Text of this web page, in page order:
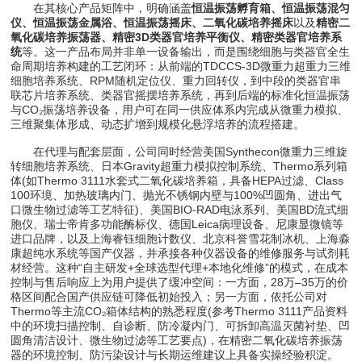
在其核心产品矩阵中，明确涵盖恒温振荡孵育箱、恒温振荡混匀
仪、恒温振荡金属浴、恒温振荡摇床、二氧化碳培养摇床以及精密二
氧化碳培养振荡器、精密3D类器官培养平衡仪、精密类器官培养系
统等。这一产品布局并非单一设备输出，而是围绕细胞与类器官全生
命周期培养构建的工艺闭环：从前端的TDCCS-3D微重力超重力三维
细胞培养系统、RPM随机定位仪、重力回转仪，到中段的类器官串
联芯片培养系统、类器官摇摆培养系统，再到后端的标准化恒温振荡
与CO₂振荡培养设备，用户可在同一供应体系内完成从微重力模拟、
三维聚集体形成、动态扩增到规模化悬浮培养的流程搭建。
在代理与配套层面，公司同时经营美国Synthecon微重力三维旋
转细胞培养系统、日本Gravity超重力模拟控制系统、Thermo系列箱
体(如Thermo 3111水套式二氧化碳培养箱，具备HEPA过滤、Class
100环境、加热玻璃内门、抛光不锈钢内壁与100%凹圆角、进出气
口微生物过滤等工艺特征)、美国BIO-RAD电泳系列、美国BD流式细
胞仪、瑞士帝肯多功能酶标仪、德国Leica病理设备、尼康显微镜等
进口品牌，以及上海睿钰细胞计数仪、北京科誉雪花制冰机、上海淼
康超纯水系统等国产仪器，并承接各种仪器设备的维修服务与试剂耗
材经营。这种“自主研发+全球选型代理+本地化维修”的模式，在成本
控制与售后响应上为用户提供了缓冲空间：一方面，28万–35万的价
格区间配合国产供应链可降低初始投入；另一方面，依托公司对
Thermo等主流CO₂箱体结构的熟悉程度(参考Thermo 3111产品资料
中的环境扫描控制、自诊断、防冷凝内门、可拆卸高温灭菌衬垫、凹
圆角清洁设计、微生物过滤等工艺要点)，在精密二氧化碳培养振荡
器的环境控制、防污染设计与长期运维建议上具备实操经验积淀。